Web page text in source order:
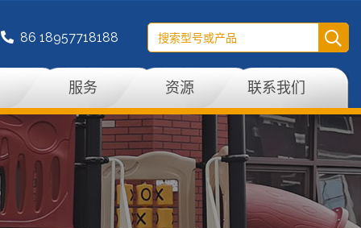
86 18957718188
服务 资源 联系我们